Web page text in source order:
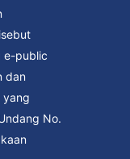
e-public
dan
yang
No.